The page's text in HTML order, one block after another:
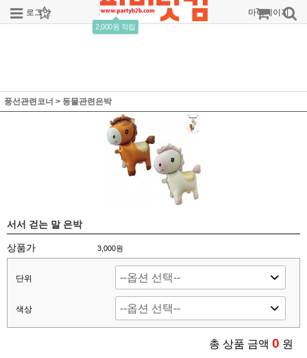
로그인 회원가입
2,000원 적립
주문조회 마이페이지
풍선관련코너 > 동물관련은박
서서 걷는 말 은박
상품가 3,000원
단위
색상
총 상품 금액 0 원